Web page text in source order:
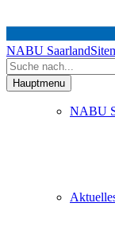
NABU Saarland
Hauptmenu
NABU